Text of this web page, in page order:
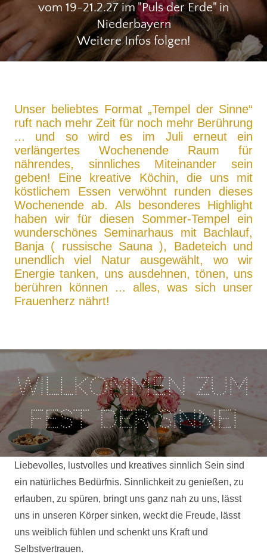
vom 19-21.2.27 im "Puls der Erde" in
Niederbayern
Weitere Infos folgen!
Unser beliebtes Format „Tempel der Sinne“
ruft nach mehr Zeit für noch mehr Berührung
... und so wird es im Juli erneut ein
verlängertes Wochenende Raum für
nährendes, sinnliches Miteinander sein
geben! Eine kreative Köchin, die uns mit
köstlichem Essen verwöhnt runden dieses
Wochenende ab. Als besonderes Highlight
haben wir für diesen Sommer-Tempel ein
wunderschönes Seminarhaus mit Bachlauf,
Banja ( russische Sauna ), Badeteich und
unendlich viel Natur ausgewählt, wo wir
Energie tanken, uns ausdehnen, tönen, uns
berühren können ... alles, was sich unser
Frauenherz nährt!
Willkommen zum
Fest der Sinne!
Liebevolles, lustvolles und kreatives sinnlich Sein sind
ein natürliches Bedürfnis. Sinnlichkeit zu genießen, zu
erlauben, zu spüren, bringt uns ganz nah zu uns, lässt
uns in unseren Körper sinken, weckt die Freude, lässt
uns weiblich fühlen und schenkt uns Kraft und
Selbstvertrauen.